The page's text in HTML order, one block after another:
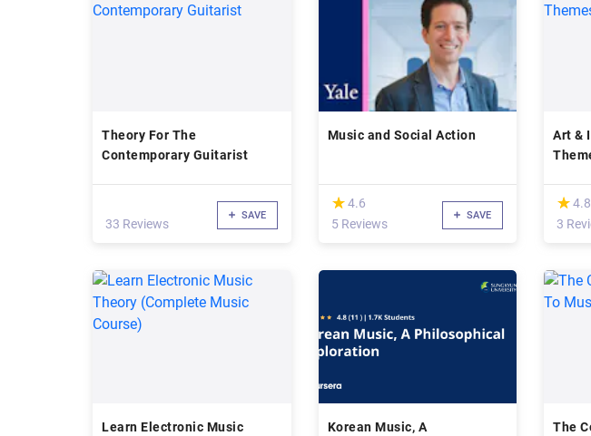
Theory For The
Contemporary Guitarist
33 Reviews
SAVE
Music and Social Action
(*)
★
★4.6
5 Reviews
SAVE
Art &
(*)
★
★ 4.8
3
Learn Electronic Music
Korean Music, A
The